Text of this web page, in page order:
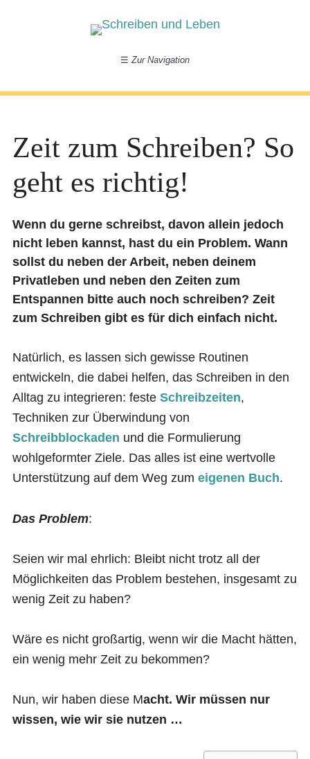
☰ Zur Navigation
Zeit zum Schreiben? So
geht es richtig!
Wenn du gerne schreibst, davon allein jedoch
nicht leben kannst, hast du ein Problem. Wann
sollst du neben der Arbeit, neben deinem
Privatleben und neben den Zeiten zum
Entspannen bitte auch noch schreiben? Zeit
zum Schreiben gibt es für dich einfach nicht.
Natürlich, es lassen sich gewisse Routinen
entwickeln, die dabei helfen, das Schreiben in den
Alltag zu integrieren: feste Schreibzeiten,
Techniken zur Überwindung von
Schreibblockaden und die Formulierung
wohlgeformter Ziele. Das alles ist eine wertvolle
Unterstützung auf dem Weg zum eigenen Buch.
Das Problem:
Seien wir mal ehrlich: Bleibt nicht trotz all der
Möglichkeiten das Problem bestehen, insgesamt zu
wenig Zeit zu haben?
Wäre es nicht großartig, wenn wir die Macht hätten,
ein wenig mehr Zeit zu bekommen?
Nun, wir haben diese Macht. Wir müssen nur
wissen, wie wir sie nutzen …